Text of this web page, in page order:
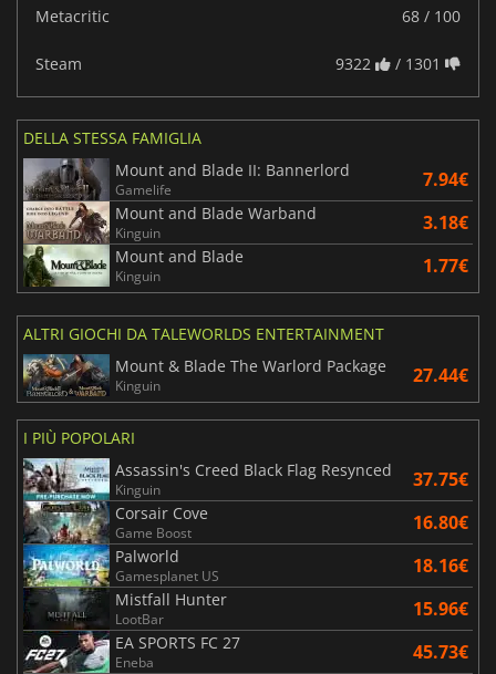
Metacritic
68 / 100
Steam 9322 / 1301
DELLA STESSA FAMIGLIA
Mount and Blade II: Bannerlord
Gamelife 7.94€
Mount and Blade Warband
Kinguin 3.18€
Mount and Blade
Kinguin 1.77€
ALTRI GIOCHI DA TALEWORLDS ENTERTAINMENT
Mount & Blade The Warlord Package
Kinguin 27.44€
I PIÙ POPOLARI
Assassin's Creed Black Flag Resynced
Kinguin 37.75€
Corsair Cove
Game Boost 16.80€
Palworld
Gamesplanet US 18.16€
Mistfall Hunter
LootBar 15.96€
EA SPORTS FC 27
Eneba 45.73€